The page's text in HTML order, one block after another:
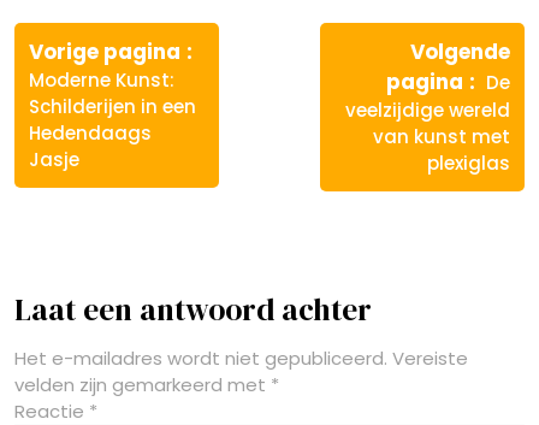
Berichtnavigatie
Vorige pagina
Moderne Kunst:
Schilderijen in een
Hedendaags
Jasje
Volgende
pagina
De
veelzijdige wereld
van kunst met
plexiglas
Laat een antwoord achter
Het e-mailadres wordt niet gepubliceerd. Vereiste
velden zijn gemarkeerd met *
Reactie *